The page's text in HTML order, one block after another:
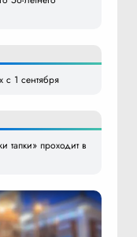
с 1 сентября
тапки» проходит в